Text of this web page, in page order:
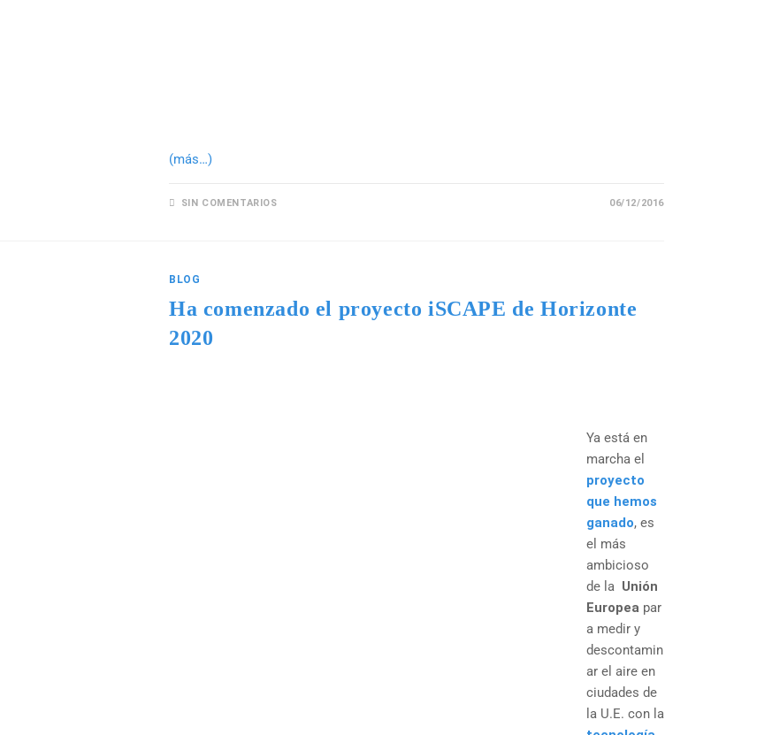
(más…)
SIN COMENTARIOS 06/12/2016
BLOG
Ha comenzado el proyecto iSCAPE de Horizonte
2020
Ya está en
marcha el
proyecto
que hemos
ganado, es
el más
ambicioso
de la Unión
Europeapar
a medir y
descontamin
ar el aire en
ciudades de
la U.E. con la